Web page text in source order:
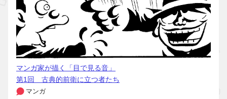
マンガ家が描く「目で見る音」
第1回 古典的前衛に立つ者たち
マンガ